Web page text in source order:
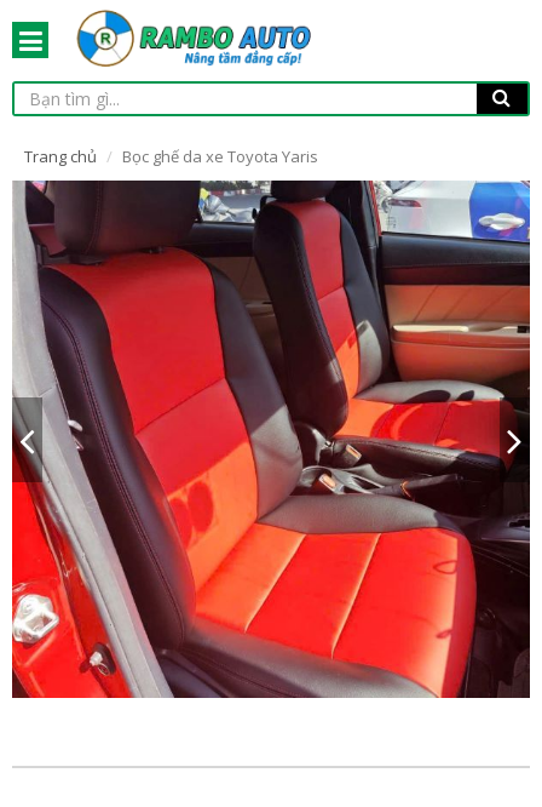
Trang chủ Bọc ghế da xe Toyota Yaris